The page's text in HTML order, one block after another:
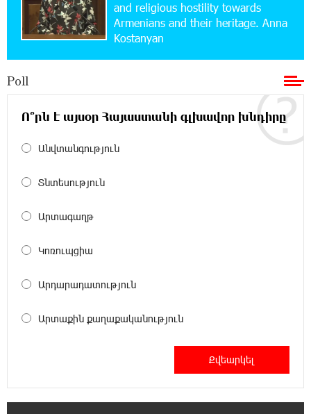
15:10:21 17-07-2026
Converse Bank Named Armenia’s Best Digital
Bank for Consumers by Euromoney
Ucom and Microsoft Innovation Center Help
School Students Build Cybersecurity Skills
12:45:18 16-07-2026
in Shenavan, Lori
20:34:31 14-07-2026
Customer Appreciation Day in Vanadzor: IDBank
Haik Kazazyan to Perform Khachaturian’s Violin
and religious hostility towards
Armenians and their heritage. Anna
Kostanyan
Poll
Ո՞րն է այսօր Հայաստանի գլխավոր խնդիրը
Անվտանգություն
Տնտեսություն
Արտագաղթ
Կոռուպցիա
Արդարադատություն
Արտաքին քաղաքականություն